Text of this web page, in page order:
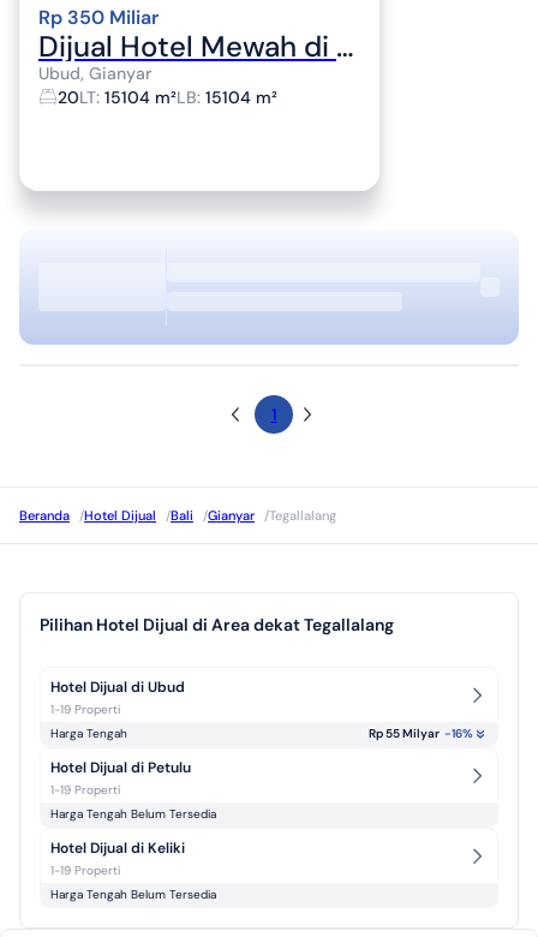
Rp 350 Miliar
Dijual Hotel Mewah di Jalan Lod Tunduh Ubud Bali
Ubud, Gianyar
20LT: 15104 m²LB: 15104 m²
1
Beranda /Hotel Dijual /Bali /Gianyar /Tegallalang
Pilihan Hotel Dijual di Area dekat Tegallalang
Hotel Dijual di Ubud
1-19 Properti
Harga Tengah
Rp 55 Milyar -16%
Hotel Dijual di Petulu
1-19 Properti
Harga Tengah Belum Tersedia
Hotel Dijual di Keliki
1-19 Properti
Harga Tengah Belum Tersedia